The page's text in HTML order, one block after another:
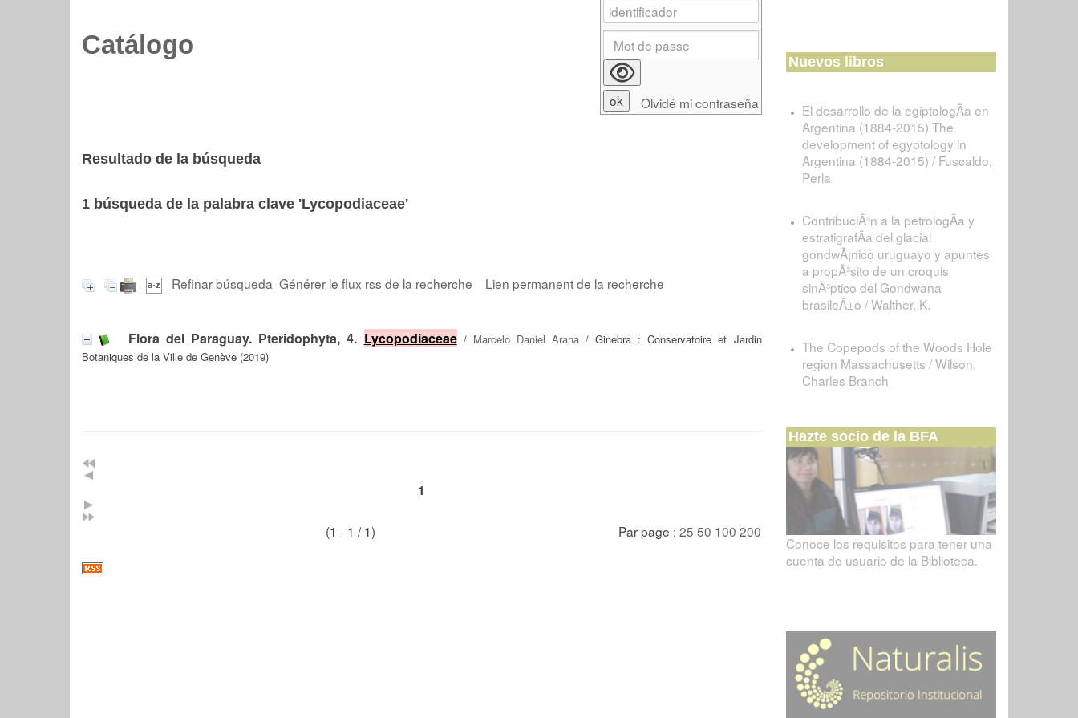
Catálogo
Resultado de la búsqueda
1 búsqueda de la palabra clave 'Lycopodiaceae'
Refinar búsqueda Générer le flux rss de la recherche Lien permanent de la recherche
Flora del Paraguay. Pteridophyta, 4. Lycopodiaceae/ Marcelo Daniel Arana/ Ginebra : Conservatoire et Jardin
Botaniques de la Ville de Genève (2019)
1
(1 - 1 / 1) Par page : 25 50 100 200
Olvidé mi contraseña
Nuevos libros
El desarrollo de la egiptologÃ­a en
Argentina (1884-2015) The
development of egyptology in
Argentina (1884-2015) / Fuscaldo,
Perla
ContribuciÃ³n a la petrologÃ­a y
estratigrafÃ­a del glacial
gondwÃ¡nico uruguayo y apuntes
a propÃ³sito de un croquis
sinÃ³ptico del Gondwana
brasileÃ±o / Walther, K.
The Copepods of the Woods Hole
region Massachusetts / Wilson,
Charles Branch
Hazte socio de la BFA
Conoce los requisitos para tener una
cuenta de usuario de la Biblioteca.